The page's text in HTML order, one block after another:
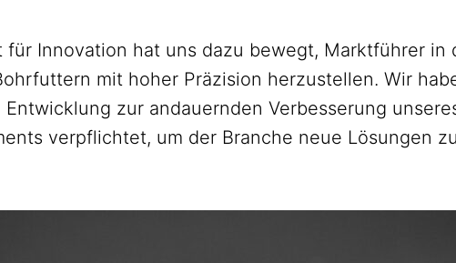
für Innovation hat uns dazu bewegt, Marktführer in
mit hoher Präzision herzustellen. Wir
zur andauernden Verbesserung
verpflichtet, um der Branche neue Lösungen